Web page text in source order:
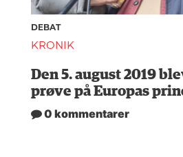
DEBAT
KRONIK
Den 5. august 2019
prøve på Europas
0 kommentarer